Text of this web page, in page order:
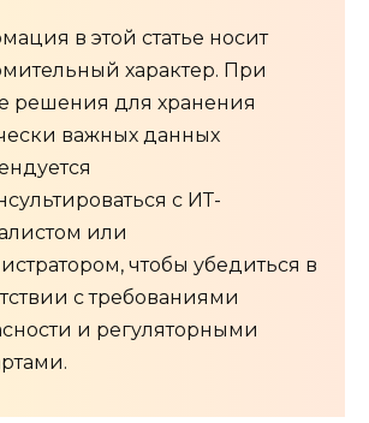
в этой статье носит
характер. При
решения для хранения
важных данных
с ИТ-
или
чтобы убедиться в
с требованиями
и регуляторными